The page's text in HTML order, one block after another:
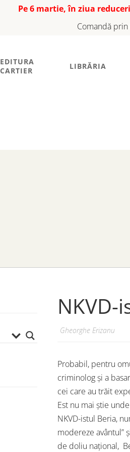
Pe 6 martie, în ziua
Comandă
EDITURA
CARTIER
LIBRĂRIA
NKVD-
Gheorghe Erizanu
Probabil, pentru
criminolog și a
cei care au trăit
Est nu mai știe
NKVD-istul Beria,
modereze avântul”
de doliu național,